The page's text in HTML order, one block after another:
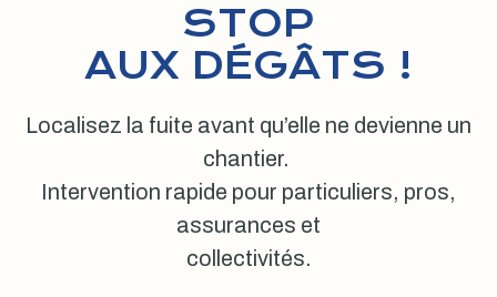
STOP
AUX DÉGÂTS !
Localisez la fuite avant qu’elle ne devienne un
chantier.
Intervention rapide pour particuliers, pros,
assurances et
collectivités.